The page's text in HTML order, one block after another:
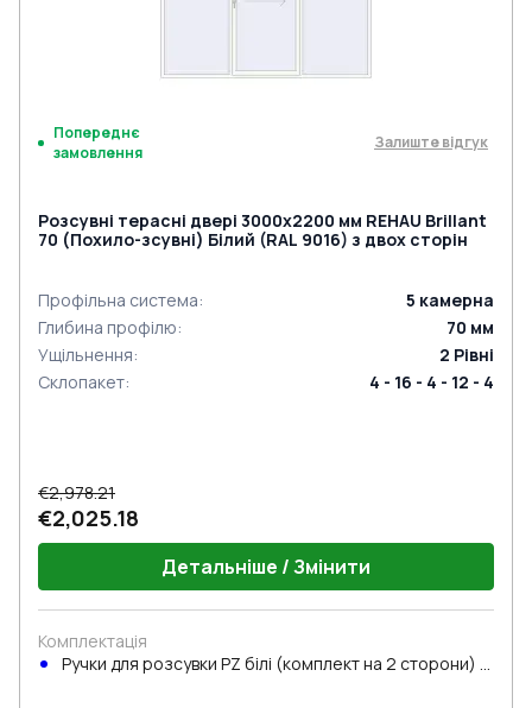
Попереднє
замовлення
Залиште відгук
Розсувні терасні двері 3000x2200 мм REHAU Brillant
70 (Похило-зсувні) Білий (RAL 9016) з двох сторін
Профільна система: 5 камерна
Глибина профілю: 70 мм
Ущільнення: 2 Рівні
Склопакет: 4 - 16 - 4 - 12 - 4
€2,978.21
€2,025.18
Детальніше / Змінити
Комплектація
Ручки для розсувки PZ білі (комплект на 2 сторони) з